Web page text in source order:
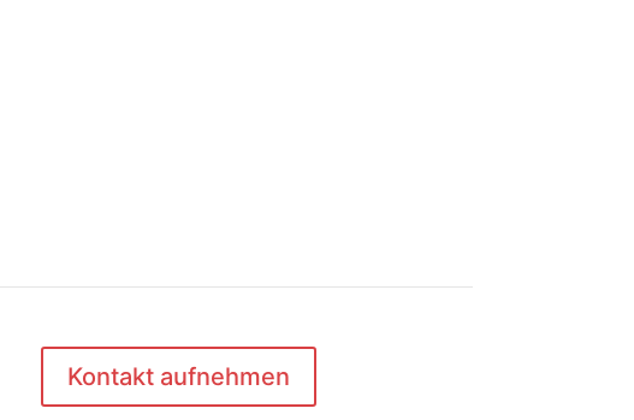
Kontakt aufnehmen